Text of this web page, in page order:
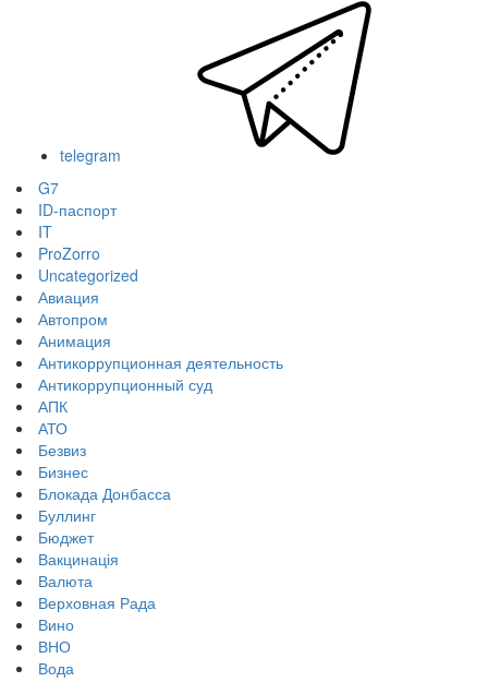
telegram
G7
ID-паспорт
IT
ProZorro
Uncategorized
Авиация
Автопром
Анимация
Антикоррупционная деятельность
Антикоррупционный суд
АПК
АТО
Безвиз
Бизнес
Блокада Донбасса
Буллинг
Бюджет
Вакцинація
Валюта
Верховная Рада
Вино
ВНО
Вода